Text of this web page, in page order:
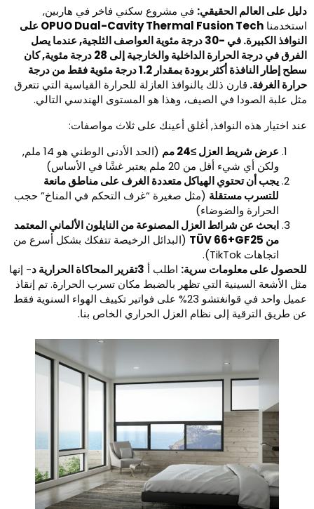
على العالم الحقيقي:في مشروع سكني فاخر في هاربين,
OPUO Dual-Cavity Thermal Fusion Tech على
النوافذ الكبيرة. في -30 درجة مئوية العواصف الثلجية, عندما يصل
الفرق في درجة الحرارة الداخلية والخارجية إلى 28 درجة مئوية, كان
سطح إطار النافذة أكثر برودة بمقدار 1.2 درجة مئوية فقط من درجة
الغرفة.قارن ذلك بالنوافذ العازلة للحرارة القياسية التي تتعرق
علبة الصودا في الصيف، وهذا هو المستوى الهندسي التالي.
اختيار هذه النوافذ, أغلق أعينك على ثلاث مواصفات:
عرض شريط العزل ≥24 مم
(الحد الأدنى الوطني هو 14 ملم,
ولكن أي شيء أقل من 20 ملم يعتبر غشًا في الأساس)
يجب أن تحتوي الهياكل متعددة الغرف على مناطق مانعة
للتسرب مستقلة(مثل صغيرة “غرف التحكم في المناخ” حجب
الحرارة والضوضاء)
ابحث عن شرائط العزل المصنوعة من النايلون الألماني المعتمد
من TÜV 66+GF25
(البدائل الرخيصة تتفكك بشكل أسرع من
اتجاهات TikTok).
على معلومات سرية:اطلب أ3تقرير المحاكاة الحرارية د
- إنها
الأشعة السينية التي تظهر بالضبط مكان تسرب الحرارة. تم إنقاذ
عميل واحد في قوانغتشو 23% على فواتير تكييف الهواء السنوية فقط
طريق الترقية إلى نظام العزل الحراري الخاص بنا.